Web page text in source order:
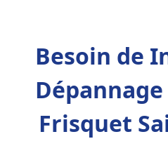
Besoin de
Frisquet